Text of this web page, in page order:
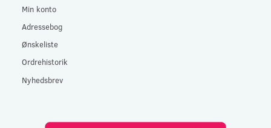
Min konto
Adressebog
Ønskeliste
Ordrehistorik
Nyhedsbrev